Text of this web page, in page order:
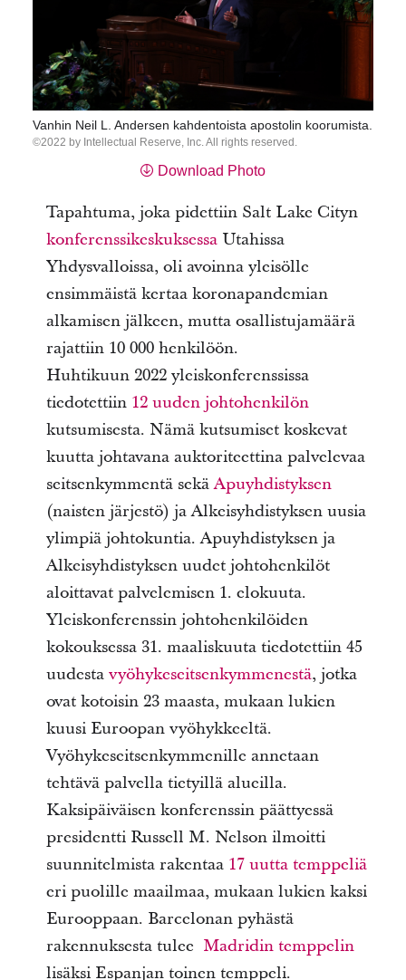
Vanhin Neil L. Andersen kahdentoista apostolin koorumista.
2022 by Intellectual Reserve, Inc. All rights reserved.
Download Photo
Tapahtuma, joka pidettiin Salt Lake Cityn
konferenssikeskuksessaUtahissa
Yhdysvalloissa, oli avoinna yleisölle
ensimmäistä kertaa koronapandemian
alkamisen jälkeen, mutta osallistujamäärä
rajattiin 10 000 henkilöön.
Huhtikuun 2022 yleiskonferenssissa
tiedotettiin 12 uuden johtohenkilön
kutsumisesta. Nämä kutsumiset koskevat
kuutta johtavana auktoriteettina palvelevaa
seitsenkymmentä sekäApuyhdistyksen
(naisten järjestö) ja Alkeisyhdistyksen uusia
ylimpiä johtokuntia. Apuyhdistyksen ja
Alkeisyhdistyksen uudet johtohenkilöt
aloittavat palvelemisen 1. elokuuta.
Yleiskonferenssin johtohenkilöiden
kokouksessa 31. maaliskuuta tiedotettiin 45
uudesta vyöhykeseitsenkymmenestä, jotka
ovat kotoisin 23 maasta, mukaan lukien
kuusi Euroopan vyöhykkeeltä.
Vyöhykeseitsenkymmenille annetaan
tehtävä palvella tietyillä alueilla.
Kaksipäiväisen konferenssin päättyessä
presidentti Russell M. Nelson ilmoitti
suunnitelmista rakentaa 17 uutta temppeliä
eri puolille maailmaa, mukaan lukien kaksi
Eurooppaan. Barcelonan pyhästä
rakennuksesta tulee Madridin temppelin
lisäksi Espanjan toinen temppeli.